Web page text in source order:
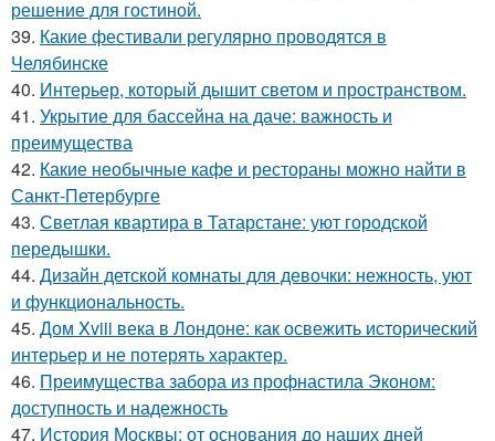
решение для гостиной.
39. Какие фестивали регулярно проводятся в
Челябинске
40. Интерьер, который дышит светом и пространством.
41. Укрытие для бассейна на даче: важность и
преимущества
42. Какие необычные кафе и рестораны можно найти в
Санкт-Петербурге
43. Светлая квартира в Татарстане: уют городской
передышки.
44. Дизайн детской комнаты для девочки: нежность, уют
и функциональность.
45. Дом Xviii века в Лондоне: как освежить исторический
интерьер и не потерять характер.
46. Преимущества забора из профнастила Эконом:
доступность и надежность
47. История Москвы: от основания до наших дней